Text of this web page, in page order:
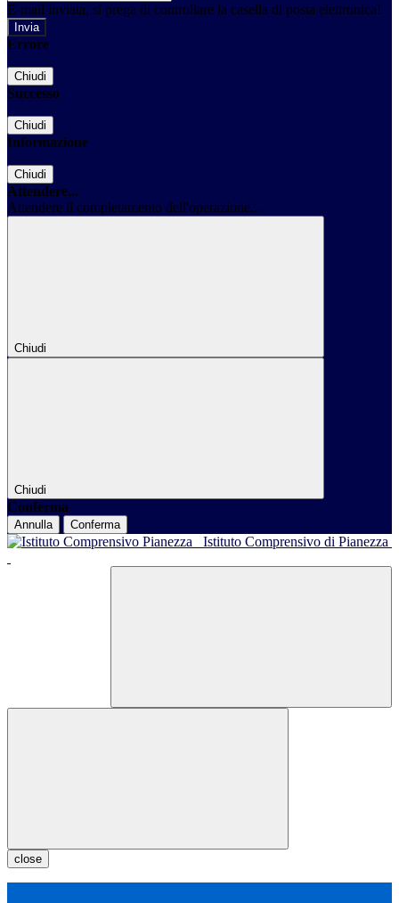
E-mail inviata, si prega di controllare la casella di posta elettronica!
Errore
Chiudi
Successo
Chiudi
Informazione
Chiudi
Attendere...
Attendere il completamento dell'operazione...
Chiudi
Chiudi
Conferma
Annulla Conferma
Istituto Comprensivo di Pianezza
close